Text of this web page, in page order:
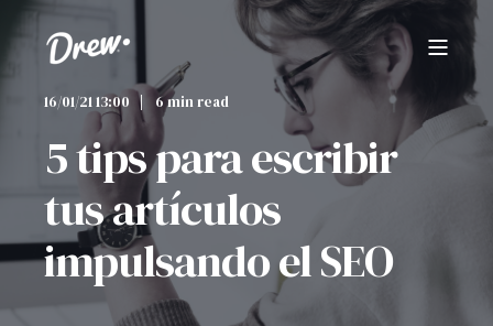
16/01/21 13:00 6 min read
5 tips para escribir
tus artículos
impulsando el SEO